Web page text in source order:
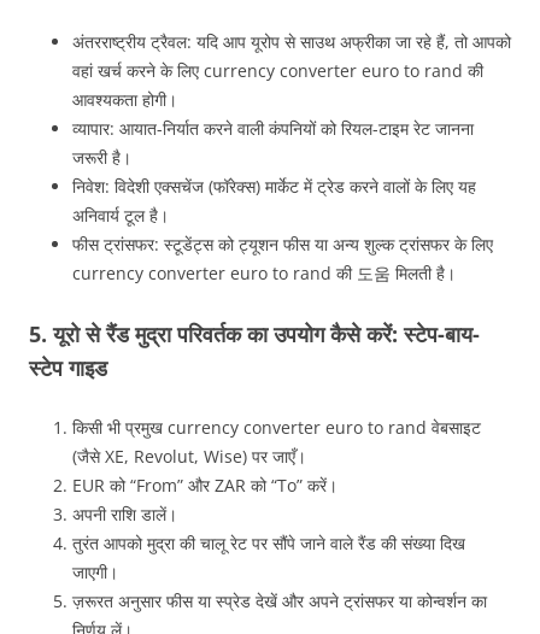
अंतरराष्ट्रीय ट्रैवल: यदि आप यूरोप से साउथ अफ्रीका जा रहे हैं, तो आपको
वहां खर्च करने के लिए currency converter euro to rand की
आवश्यकता होगी।
व्यापार: आयात-निर्यात करने वाली कंपनियों को रियल-टाइम रेट जानना
जरूरी है।
निवेश: विदेशी एक्सचेंज (फॉरेक्स) मार्केट में ट्रेड करने वालों के लिए यह
अनिवार्य टूल है।
फीस ट्रांसफर: स्टूडेंट्स को ट्यूशन फीस या अन्य शुल्क ट्रांसफर के लिए
currency converter euro to rand की 도움 मिलती है।
5. यूरो से रैंड मुद्रा परिवर्तक का उपयोग कैसे करें: स्टेप-बाय-
स्टेप गाइड
किसी भी प्रमुख currency converter euro to rand वेबसाइट
(जैसे XE, Revolut, Wise) पर जाएँ।
EUR को “From” और ZAR को “To” करें।
अपनी राशि डालें।
तुरंत आपको मुद्रा की चालू रेट पर सौंपे जाने वाले रैंड की संख्या दिख
जाएगी।
ज़रूरत अनुसार फीस या स्प्रेड देखें और अपने ट्रांसफर या कोन्वर्शन का